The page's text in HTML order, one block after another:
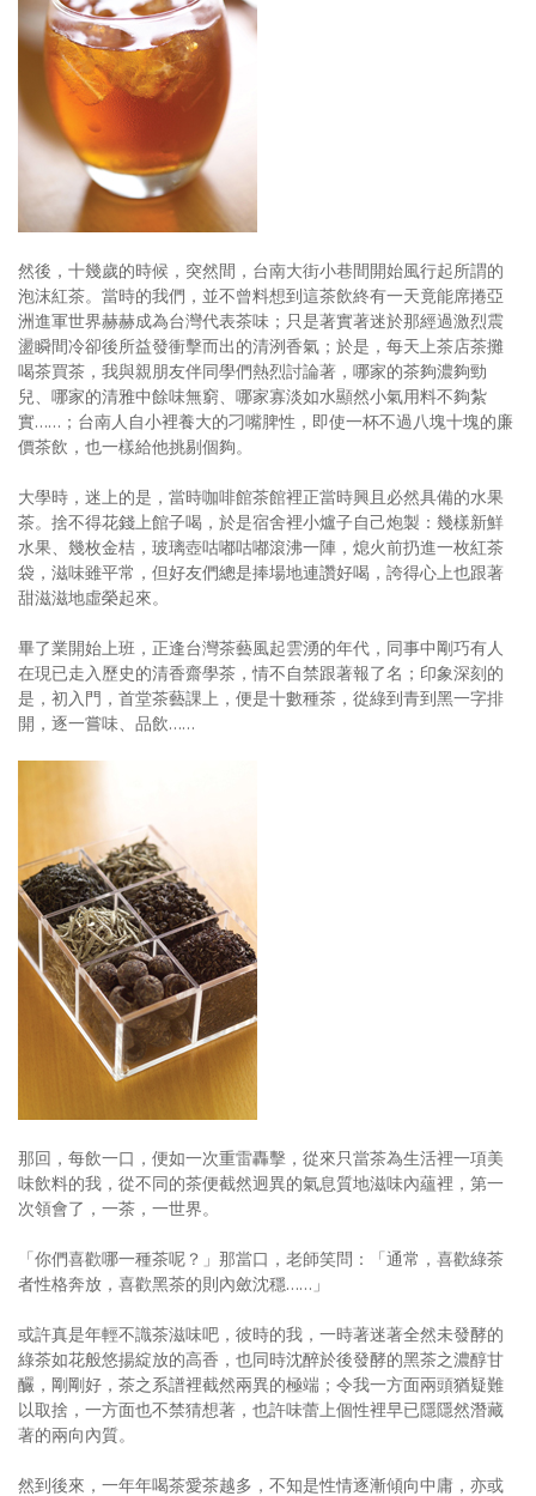
然後，十幾歲的時候，突然間，台南大街小巷間開始風行起所謂的
泡沫紅茶。當時的我們，並不曾料想到這茶飲終有一天竟能席捲亞
洲進軍世界赫赫成為台灣代表茶味；只是著實著迷於那經過激烈震
盪瞬間冷卻後所益發衝擊而出的清洌香氣；於是，每天上茶店茶攤
喝茶買茶，我與親朋友伴同學們熱烈討論著，哪家的茶夠濃夠勁
兒、哪家的清雅中餘味無窮、哪家寡淡如水顯然小氣用料不夠紮
實……；台南人自小裡養大的刁嘴脾性，即使一杯不過八塊十塊的廉
價茶飲，也一樣給他挑剔個夠。
大學時，迷上的是，當時咖啡館茶館裡正當時興且必然具備的水果
茶。捨不得花錢上館子喝，於是宿舍裡小爐子自己炮製：幾樣新鮮
水果、幾枚金桔，玻璃壺咕嘟咕嘟滾沸一陣，熄火前扔進一枚紅茶
袋，滋味雖平常，但好友們總是捧場地連讚好喝，誇得心上也跟著
甜滋滋地虛榮起來。
畢了業開始上班，正逢台灣茶藝風起雲湧的年代，同事中剛巧有人
在現已走入歷史的清香齋學茶，情不自禁跟著報了名；印象深刻的
是，初入門，首堂茶藝課上，便是十數種茶，從綠到青到黑一字排
開，逐一嘗味、品飲……
那回，每飲一口，便如一次重雷轟擊，從來只當茶為生活裡一項美
味飲料的我，從不同的茶便截然迥異的氣息質地滋味內蘊裡，第一
次領會了，一茶，一世界。
「你們喜歡哪一種茶呢？」那當口，老師笑問：「通常，喜歡綠茶
者性格奔放，喜歡黑茶的則內斂沈穩……」
或許真是年輕不識茶滋味吧，彼時的我，一時著迷著全然未發酵的
綠茶如花般悠揚綻放的高香，也同時沈醉於後發酵的黑茶之濃醇甘
釅，剛剛好，茶之系譜裡截然兩異的極端；令我一方面兩頭猶疑難
以取捨，一方面也不禁猜想著，也許味蕾上個性裡早已隱隱然潛藏
著的兩向內質。
然到後來，一年年喝茶愛茶越多，不知是性情逐漸傾向中庸，亦或